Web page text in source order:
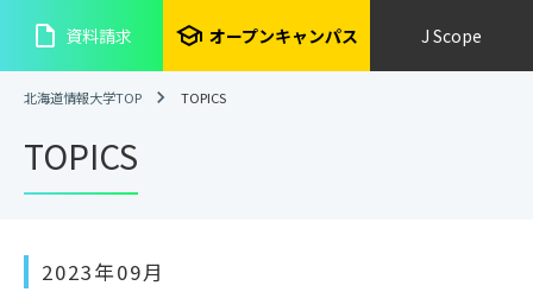
insert_drive_file 資料請求 school オープンキャンパス J Scope
北海道情報大学TOP TOPICS
TOPICS
2023年09月